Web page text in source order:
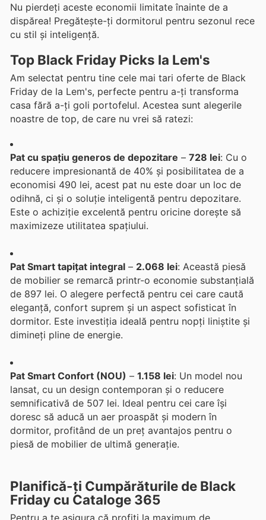
Nu pierdeți aceste economii limitate înainte de a
dispărea! Pregătește-ți dormitorul pentru sezonul rece
cu stil și inteligență.
Top Black Friday Picks la Lem's
Am selectat pentru tine cele mai tari oferte de Black
Friday de la Lem's, perfecte pentru a-ți transforma
casa fără a-ți goli portofelul. Acestea sunt alegerile
noastre de top, de care nu vrei să ratezi:
Pat cu spațiu generos de depozitare – 728 lei: Cu o
reducere impresionantă de 40% și posibilitatea de a
economisi 490 lei, acest pat nu este doar un loc de
odihnă, ci și o soluție inteligentă pentru depozitare.
Este o achiziție excelentă pentru oricine dorește să
maximizeze utilitatea spațiului.
Pat Smart tapițat integral – 2.068 lei: Această piesă
de mobilier se remarcă printr-o economie substanțială
de 897 lei. O alegere perfectă pentru cei care caută
eleganță, confort suprem și un aspect sofisticat în
dormitor. Este investiția ideală pentru nopți liniștite și
dimineți pline de energie.
Pat Smart Confort (NOU) – 1.158 lei: Un model nou
lansat, cu un design contemporan și o reducere
semnificativă de 507 lei. Ideal pentru cei care își
doresc să aducă un aer proaspăt și modern în
dormitor, profitând de un preț avantajos pentru o
piesă de mobilier de ultimă generație.
Planifică-ți Cumpărăturile de Black
Friday cu Cataloge 365
Pentru a te asigura că profiți la maximum de